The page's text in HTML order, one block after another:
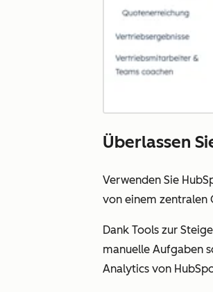
Überlassen
Verwenden Sie
von einem zentralen
Dank Tools zur
manuelle Aufgaben
Analytics von